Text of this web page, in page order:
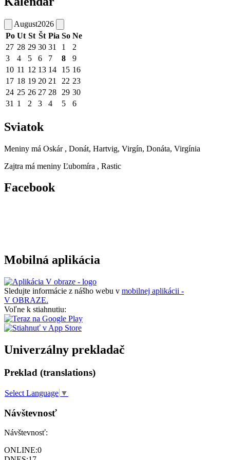
August2026
Po Ut St Št Pia So Ne
27 28 29 30 31 1
2
3
4 5 6 7 8
9
10 11 12 13 14 15 16
17 18 19 20 21 22 23
24 25 26 27 28 29 30
31 1 2 3 4 5 6
Sviatok
Meniny má Oskár , Donát, Hartvig, Virgín, Donáta, Virgínia
Zajtra má meniny Ľubomíra , Rastic
Facebook
Mobilná aplikácia
Sledujte informácie z nášho webu v mobilnej aplikácii -
V OBRAZE.
Voľne k stiahnutiu:
Univerzálny prekladač
Preklad (translations)
Select Language ▼
Návštevnosť
Návštevnosť:
ONLINE:0